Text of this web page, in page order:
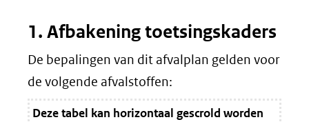
1. Afbakening toetsingskaders
De bepalingen van dit afvalplan gelden voor
de volgende afvalstoffen:
Deze tabel kan horizontaal gescrold worden